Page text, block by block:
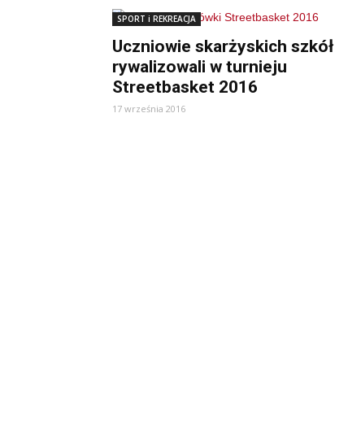
SPORT i REKREACJA
Uczniowie skarżyskich szkół
rywalizowali w turnieju
Streetbasket 2016
17 września 2016